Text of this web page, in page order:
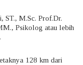
ST., M.Sc. Prof.Dr.
Psikolog atau lebih
128 km dari